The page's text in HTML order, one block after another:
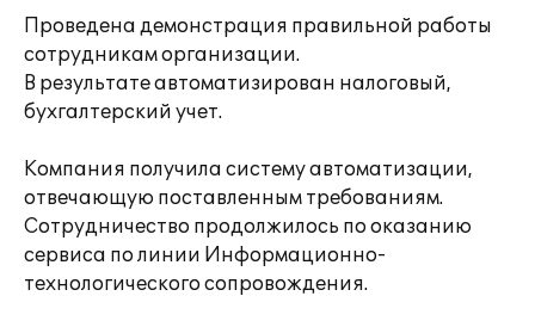
Проведена демонстрация правильной работы
сотрудникам организации.
В результате автоматизирован налоговый,
бухгалтерский учет.
Компания получила систему автоматизации,
отвечающую поставленным требованиям.
Сотрудничество продолжилось по оказанию
сервиса по линии Информационно-
технологического сопровождения.